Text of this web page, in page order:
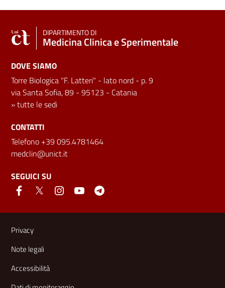
DIPARTIMENTO DI
Medicina Clinica e Sperimentale
DOVE SIAMO
Torre Biologica "F. Latteri" - lato nord - p. 9
via Santa Sofia, 89 - 95123 - Catania
»tutte le sedi
CONTATTI
Telefono +39 095.4781464
medclin@unict.it
SEGUICI SU
Link e informazioni utili
Privacy
Note legali
Accessibilità